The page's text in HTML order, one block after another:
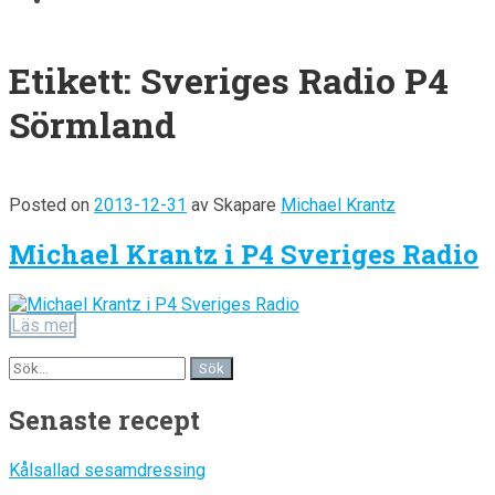
Etikett: Sveriges Radio P4
Sörmland
Posted on 2013-12-31 av Skapare Michael Krantz
Michael Krantz i P4 Sveriges Radio
Läs mer
Senaste recept
Kålsallad sesamdressing